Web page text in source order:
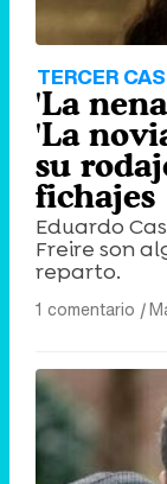
TERCER
'La
'La
su
fichajes
Eduardo
Freire son
reparto.
1 comentario |